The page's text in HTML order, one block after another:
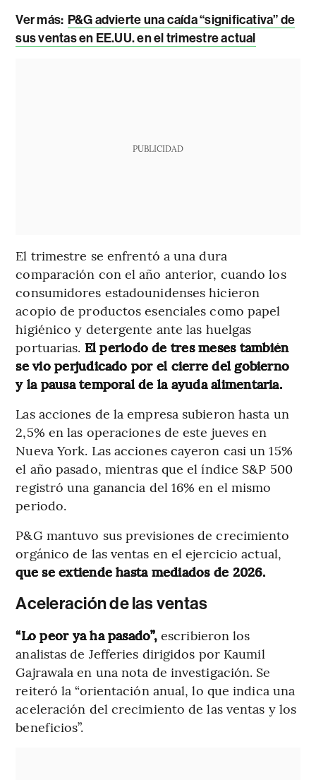
Ver más: P&G advierte una caída “significativa” de
sus ventas en EE.UU. en el trimestre actual
PUBLICIDAD
El trimestre se enfrentó a una dura
comparación con el año anterior, cuando los
consumidores estadounidenses hicieron
acopio de productos esenciales como papel
higiénico y detergente ante las huelgas
portuarias. El periodo de tres meses también
se vio perjudicado por el cierre del gobierno
y la pausa temporal de la ayuda alimentaria.
Las acciones de la empresa subieron hasta un
2,5% en las operaciones de este jueves en
Nueva York. Las acciones cayeron casi un 15%
el año pasado, mientras que el índice S&P 500
registró una ganancia del 16% en el mismo
periodo.
P&G mantuvo sus previsiones de crecimiento
orgánico de las ventas en el ejercicio actual,
que se extiende hasta mediados de 2026.
Aceleración de las ventas
“Lo peor ya ha pasado”,escribieron los
analistas de Jefferies dirigidos por Kaumil
Gajrawala en una nota de investigación. Se
reiteró la “orientación anual, lo que indica una
aceleración del crecimiento de las ventas y los
beneficios”.